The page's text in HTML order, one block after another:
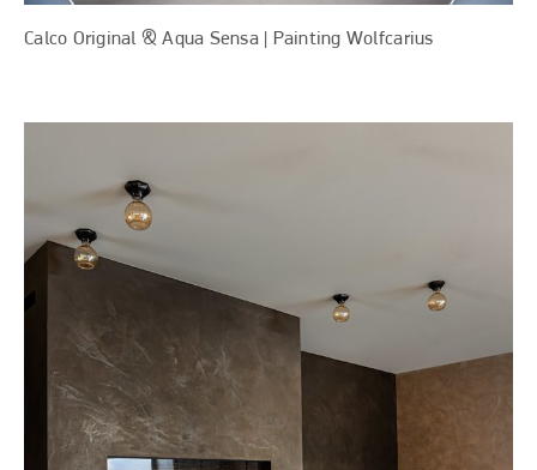
Calco Original & Aqua Sensa | Painting Wolfcarius